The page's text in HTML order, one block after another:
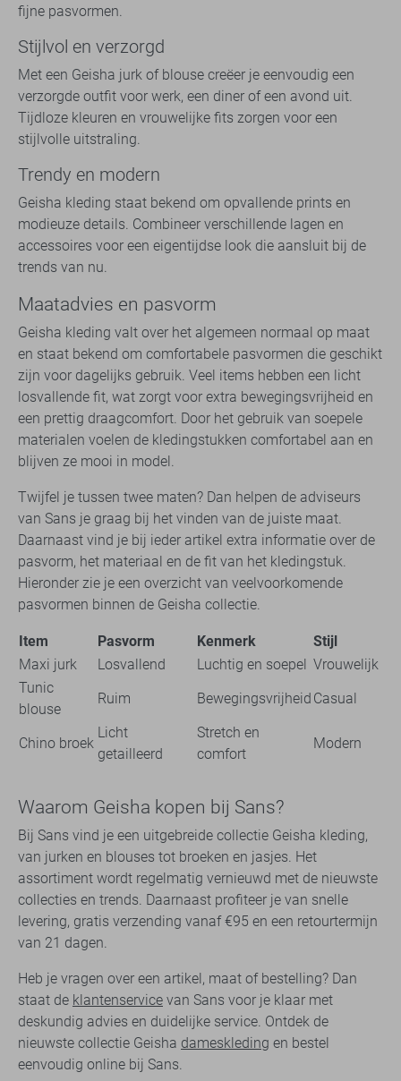
fijne pasvormen.
Stijlvol en verzorgd
Met een Geisha jurk of blouse creëer je eenvoudig een
verzorgde outfit voor werk, een diner of een avond uit.
Tijdloze kleuren en vrouwelijke fits zorgen voor een
stijlvolle uitstraling.
Trendy en modern
Geisha kleding staat bekend om opvallende prints en
modieuze details. Combineer verschillende lagen en
accessoires voor een eigentijdse look die aansluit bij de
trends van nu.
Maatadvies en pasvorm
Geisha kleding valt over het algemeen normaal op maat
en staat bekend om comfortabele pasvormen die geschikt
zijn voor dagelijks gebruik. Veel items hebben een licht
losvallende fit, wat zorgt voor extra bewegingsvrijheid en
een prettig draagcomfort. Door het gebruik van soepele
materialen voelen de kledingstukken comfortabel aan en
blijven ze mooi in model.
Twijfel je tussen twee maten? Dan helpen de adviseurs
van Sans je graag bij het vinden van de juiste maat.
Daarnaast vind je bij ieder artikel extra informatie over de
pasvorm, het materiaal en de fit van het kledingstuk.
Hieronder zie je een overzicht van veelvoorkomende
pasvormen binnen de Geisha collectie.
Item Pasvorm Kenmerk
Stijl
Maxi jurk
Losvallend Luchtig en soepel Vrouwelijk
Tunic
blouse
Ruim Bewegingsvrijheid Casual
Chino broek
Licht
getailleerd
Stretch en
comfort
Modern
Waarom Geisha kopen bij Sans?
Bij Sans vind je een uitgebreide collectie Geisha kleding,
van jurken en blouses tot broeken en jasjes. Het
assortiment wordt regelmatig vernieuwd met de nieuwste
collecties en trends. Daarnaast profiteer je van snelle
levering, gratis verzending vanaf €95 en een retourtermijn
van 21 dagen.
Heb je vragen over een artikel, maat of bestelling? Dan
staat de klantenservice van Sans voor je klaar met
deskundig advies en duidelijke service. Ontdek de
nieuwste collectie Geisha dameskleding en bestel
eenvoudig online bij Sans.